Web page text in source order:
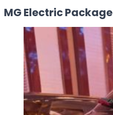
MG Electric Package